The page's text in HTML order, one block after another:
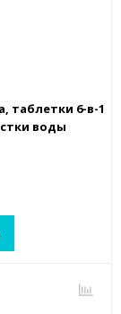
таблетки 6-в-1
воды